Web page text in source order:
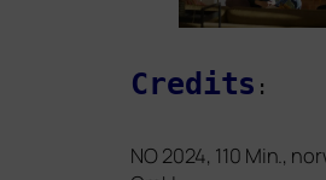
Credits :
NO 2024, 110 Min.,